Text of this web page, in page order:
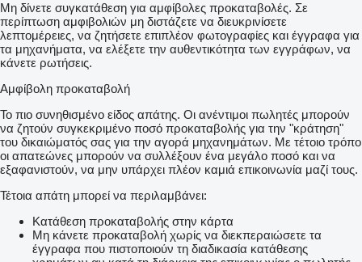
Μη δίνετε συγκατάθεση για αμφίβολες προκαταβολές. Σε
περίπτωση αμφιβολιών μη διστάζετε να διευκρινίσετε
λεπτομέρειες, να ζητήσετε επιπλέον φωτογραφίες και έγγραφα για
τα μηχανήματα, να ελέξετε την αυθεντικότητα των εγγράφων, να
κάνετε ρωτήσεις.
Αμφίβολη προκαταβολή
Το πιο συνηθισμένο είδος απάτης. Οι ανέντιμοι πωλητές μπορούν
να ζητούν συγκεκριμένο ποσό προκαταβολής για την "κράτηση"
του δικαιώματός σας για την αγορά μηχανημάτων. Με τέτοιο τρόπο
οι απατεώνες μπορούν να συλλέξουν ένα μεγάλο ποσό και να
εξαφανιστούν, να μην υπάρχει πλέον καμιά επικοινωνία μαζί τους.
Τέτοια απάτη μπορεί να περιλαμβάνει:
Κατάθεση προκαταβολής στην κάρτα
Μη κάνετε προκαταβολή χωρίς να διεκπεραιώσετε τα
έγγραφα που πιστοποιούν τη διαδικασία κατάθεσης